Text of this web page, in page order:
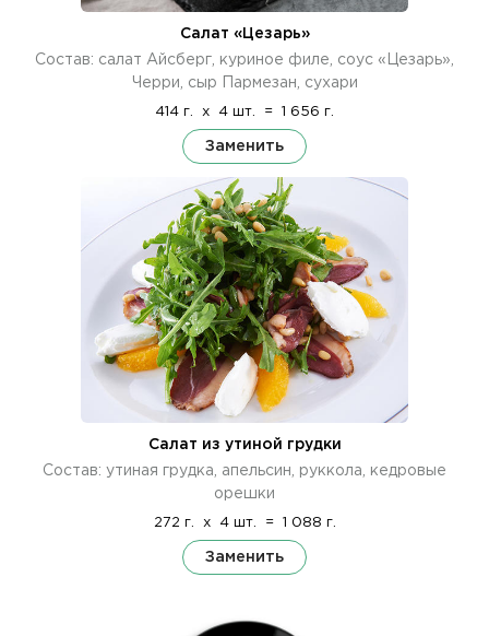
Салат «Цезарь»
Состав: салат Айсберг, куриное филе, соус «Цезарь»,
Черри, сыр Пармезан, сухари
414 г. x 4 шт. = 1 656 г.
Заменить
Салат из утиной грудки
Состав: утиная грудка, апельсин, руккола, кедровые
орешки
272 г. x 4 шт. = 1 088 г.
Заменить